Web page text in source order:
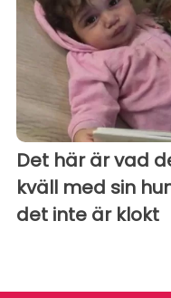
Det här är vad
kväll med sin
det inte är klokt